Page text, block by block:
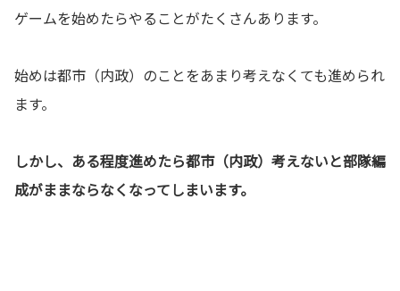
ゲームを始めたらやることがたくさんあります。
始めは都市（内政）のことをあまり考えなくても進められ
ます。
しかし、ある程度進めたら都市（内政）考えないと部隊編
成がままならなくなってしまいます。